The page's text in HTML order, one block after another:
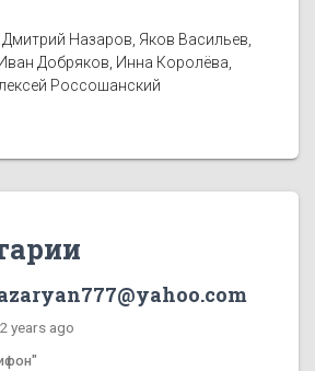
Назаров, Яков Васильев,
Добряков, Инна Королёва,
Россошанский
years ago